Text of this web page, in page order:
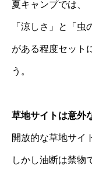
夏キャンプでは、
「涼しさ」と「虫
がある程度セット
う。
草地サイトは意外
開放的な草地サイ
しかし油断は禁物